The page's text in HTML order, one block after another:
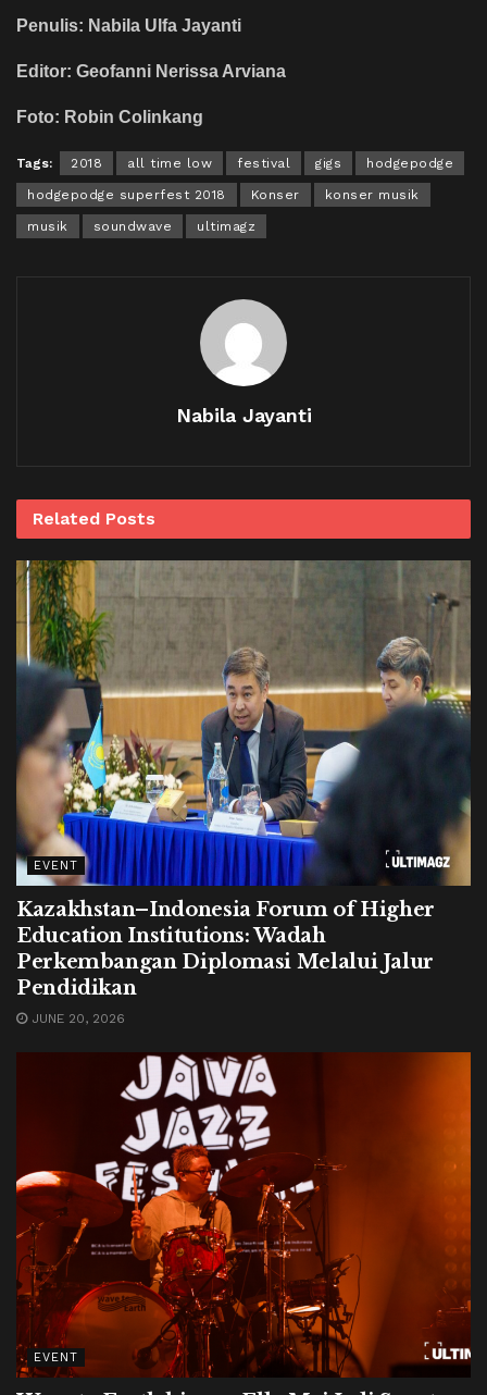
Penulis: Nabila Ulfa Jayanti
Editor: Geofanni Nerissa Arviana
Foto: Robin Colinkang
Tags: 2018 all time low festival gigs hodgepodge
hodgepodge superfest 2018 Konser konser musik
musik soundwave ultimagz
Nabila Jayanti
Related Posts
EVENT
Kazakhstan–Indonesia Forum of Higher
Education Institutions: Wadah
Perkembangan Diplomasi Melalui Jalur
Pendidikan
JUNE 20, 2026
EVENT